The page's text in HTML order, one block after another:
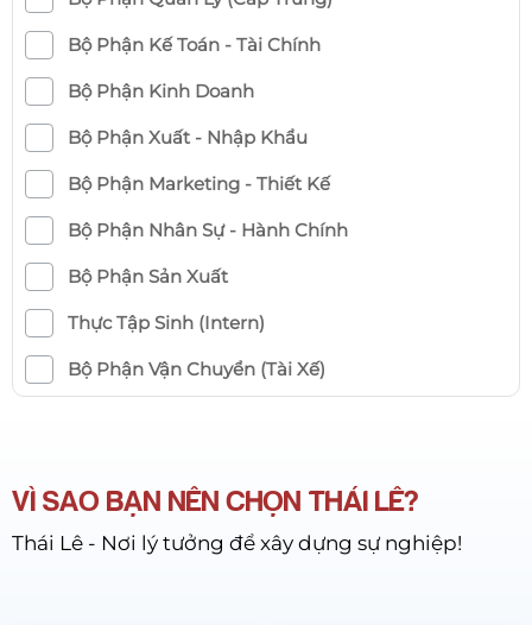
Bộ Phận Kế Toán - Tài Chính
Bộ Phận Kinh Doanh
Bộ Phận Xuất - Nhập Khẩu
Bộ Phận Marketing - Thiết Kế
Bộ Phận Nhân Sự - Hành Chính
Bộ Phận Sản Xuất
Thực Tập Sinh (Intern)
Bộ Phận Vận Chuyển (Tài Xế)
VÌ SAO BẠN NÊN CHỌN THÁI LÊ?
Thái Lê - Nơi lý tưởng để xây dựng sự nghiệp!